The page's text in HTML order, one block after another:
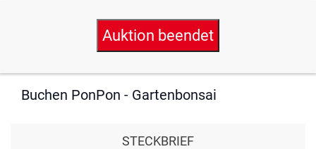
Auktion beendet
Buchen PonPon - Gartenbonsai
STECKBRIEF